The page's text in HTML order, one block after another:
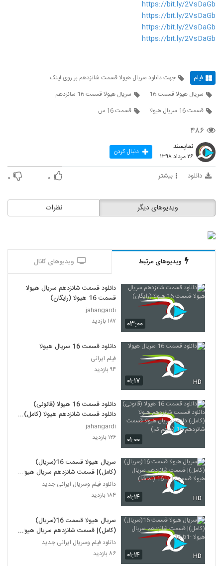
https://bit.ly/2VsDaGb
https://bit.ly/2VsDaGb
https://bit.ly/2VsDaGb
https://bit.ly/2VsDaGb
فیلم
جهت دانلود سریال هیولا قسمت شانزدهم بر روی لینک
سریال هیولا قسمت 16
سریال هیولا قسمت 16 سانزدهم
قسمت 16 سریال هیولا
قسمت 16 س
۴۸۶
نماپسند
۲۶ مرداد ۱۳۹۸ دنبال کردن
دانلود بیشتر ۰ ۰
نظرات ویدیوهای دیگر
ویدیوهای مرتبط ویدیوهای کانال
۰۳:۰۰
دانلود قسمت شانزدهم سریال هیولا
قسمت 16 هیولا (رایگان)
jahangardi
۱۸۷ بازدید
۰۱:۱۷ HD
دانلود قسمت 16 سریال هیولا
فیلم ایرانی
۹۴ بازدید
۰۱:۰۰
دانلود قسمت 16 هیولا (قانونی)
دانلود قسمت شانزدهم هیولا (کامل)
دانلود سریال هیولا قسمت شانزدهم
16 (حجم کم)
jahangardi
۱۲۶ بازدید
۰۱:۱۴ HD
سریال هیولا قسمت 16(سریال)
(کامل)| قسمت شانزدهم سریال هیولا
قسمت 1 تا 16 (نماشا)
دانلود فیلم وسریال ایرانی جدید
۱۸۴ بازدید
۰۱:۱۴ HD
سریال هیولا قسمت 16(سریال)
(کامل)| قسمت شانزدهم سریال هیولا
-1تا 16
دانلود فیلم وسریال ایرانی جدید
۸۶ بازدید